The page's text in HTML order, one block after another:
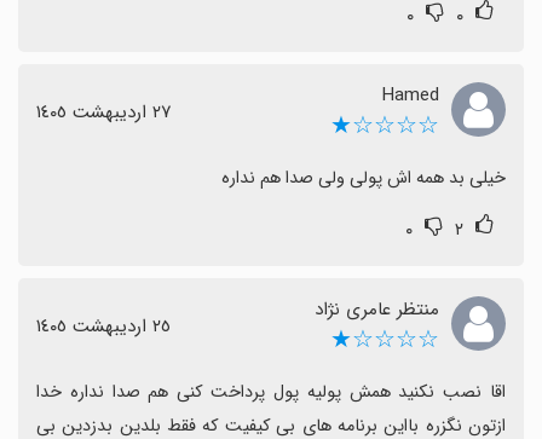
۰ ۰
Hamed
☆☆☆☆★ ٢٧ اردیبهشت ١٤٠٥
خیلی بد همه اش پولی ولی صدا هم نداره
۲ ۰
منتظر عامری نژاد
☆☆☆☆★ ٢٥ اردیبهشت ١٤٠٥